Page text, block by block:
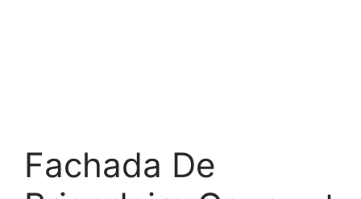
Fachada De